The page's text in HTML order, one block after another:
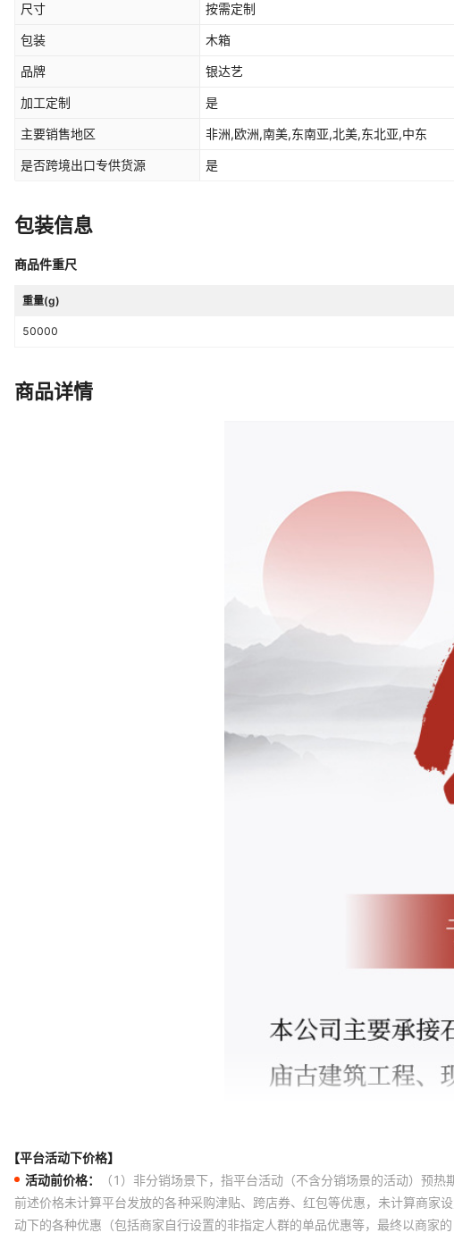
尺寸 按需定制
包装 木箱
品牌 银达艺
加工定制 是
主要销售地区 非洲,欧洲,南美,东南亚,北美,东北亚,中东
是否跨境出口专供货源 是
包装信息
商品件重尺
重量(g)
50000
商品详情
【平台活动下价格】
活动前价格：
（1）非分销场景下，指平台活动（不含分销场景的活动）预
前述价格未计算平台发放的各种采购津贴、跨店券、红包等优惠，未计算商家
动下的各种优惠（包括商家自行设置的非指定人群的单品优惠等，最终以商家